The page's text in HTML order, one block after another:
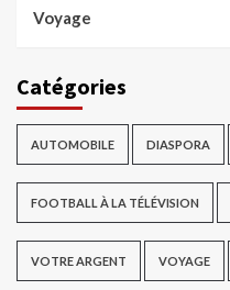
Voyage
Catégories
AUTOMOBILE DIASPORA
FOOTBALL À LA TÉLÉVISION
VOTRE ARGENT VOYAGE